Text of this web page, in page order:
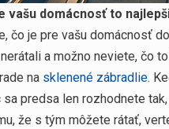
vašu domácnosť to
čo je pre vašu domácnosť
a možno neviete, čo
na sklenené zábradlie.
sa predsa len rozhodnete
že s tým môžete rátať,